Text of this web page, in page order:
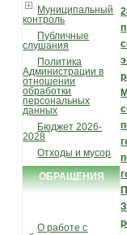
Муниципальный
контроль
Публичные
слушания
Политика
Администрации в
отношении
обработки
персональных
данных
Бюджет 2026-
2028
Отходы и мусор
ОБРАЩЕНИЯ
О работе с